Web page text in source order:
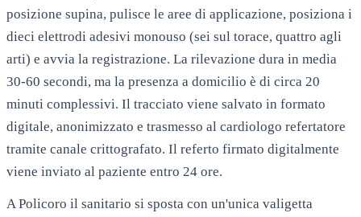
posizione supina, pulisce le aree di applicazione, posiziona i
dieci elettrodi adesivi monouso (sei sul torace, quattro agli
arti) e avvia la registrazione. La rilevazione dura in media
30-60 secondi, ma la presenza a domicilio è di circa 20
minuti complessivi. Il tracciato viene salvato in formato
digitale, anonimizzato e trasmesso al cardiologo refertatore
tramite canale crittografato. Il referto firmato digitalmente
viene inviato al paziente entro 24 ore.
A Policoro il sanitario si sposta con un'unica valigetta